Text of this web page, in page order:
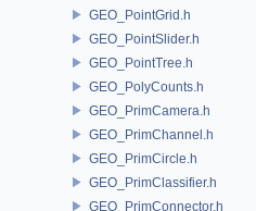
GEO_PointGrid.h
GEO_PointSlider.h
GEO_PointTree.h
GEO_PolyCounts.h
GEO_PrimCamera.h
GEO_PrimChannel.h
GEO_PrimCircle.h
GEO_PrimClassifier.h
GEO_PrimConnector.h